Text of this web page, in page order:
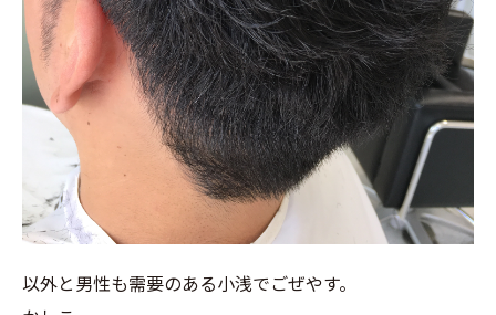
以外と男性も需要のある小浅でごぜやす。